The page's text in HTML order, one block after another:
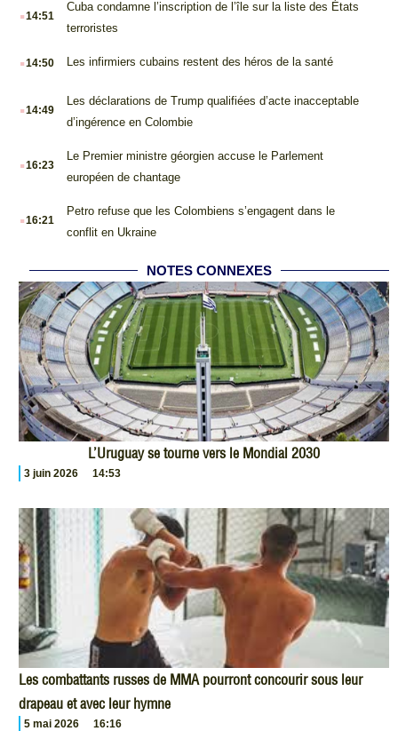
.14:51
Cuba condamne l’inscription de l’île sur la liste des États
terroristes
.14:50 Les infirmiers cubains restent des héros de la santé
.14:49
Les déclarations de Trump qualifiées d’acte inacceptable
d’ingérence en Colombie
.16:23
Le Premier ministre géorgien accuse le Parlement
européen de chantage
.16:21
Petro refuse que les Colombiens s’engagent dans le
conflit en Ukraine
NOTES CONNEXES
L’Uruguay se tourne vers le Mondial 2030
3 juin 2026 14:53
Les combattants russes de MMA pourront concourir sous leur
drapeau et avec leur hymne
5 mai 2026 16:16